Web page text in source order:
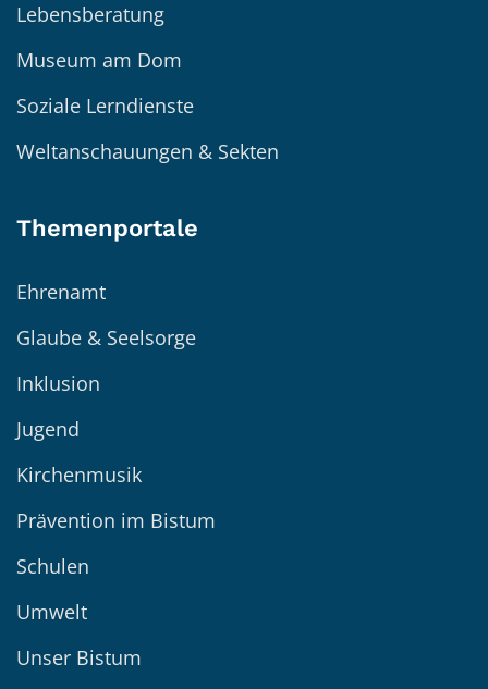
Lebensberatung
Museum am Dom
Soziale Lerndienste
Weltanschauungen & Sekten
Themenportale
Ehrenamt
Glaube & Seelsorge
Inklusion
Jugend
Kirchenmusik
Prävention im Bistum
Schulen
Umwelt
Unser Bistum